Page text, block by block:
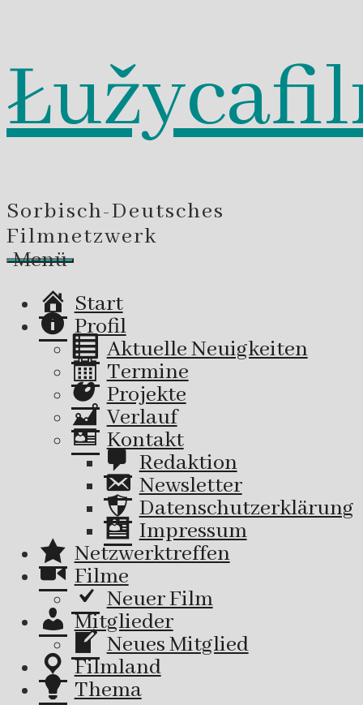
Zum
Inhalt
springen
Sorbisch-Deutsches
Filmnetzwerk
Menü
Start
Profil
Aktuelle Neuigkeiten
Termine
Projekte
Verlauf
Kontakt
Redaktion
Newsletter
Datenschutzerklärung
Impressum
Netzwerktreffen
Filme
Neuer Film
Mitglieder
Neues Mitglied
Filmland
Thema